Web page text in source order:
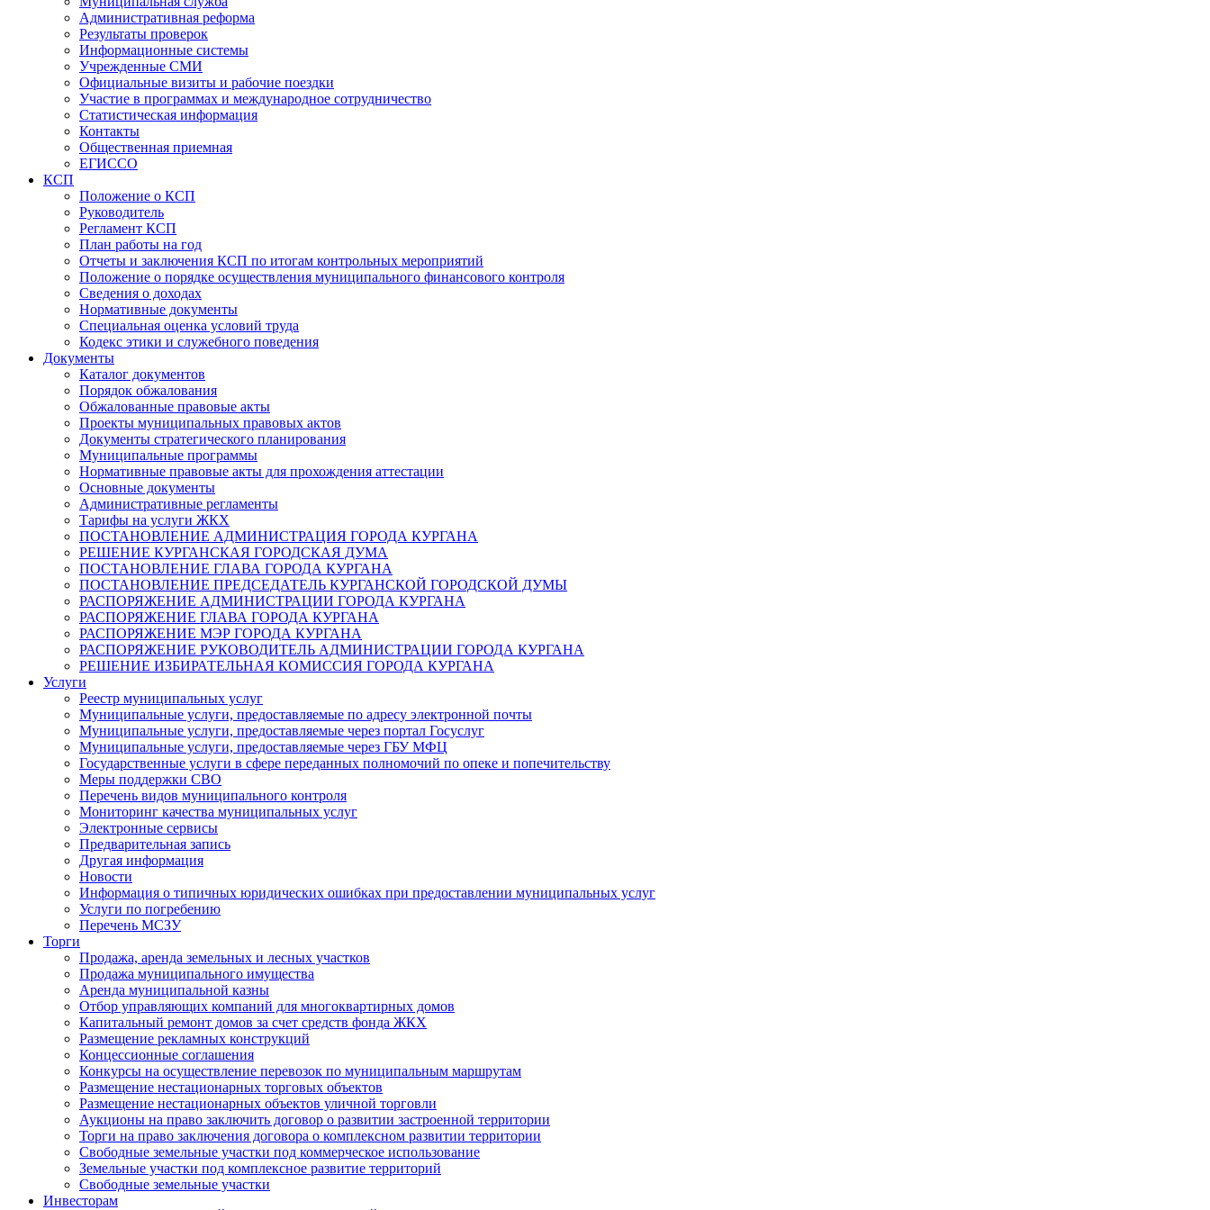
Административная реформа
Результаты проверок
Информационные системы
Учрежденные СМИ
Официальные визиты и рабочие поездки
Участие в программах и международное сотрудничество
Статистическая информация
Контакты
Общественная приемная
ЕГИССО
КСП
Положение о КСП
Руководитель
Регламент КСП
План работы на год
Отчеты и заключения КСП по итогам контрольных мероприятий
Положение о порядке осуществления муниципального финансового контроля
Сведения о доходах
Нормативные документы
Специальная оценка условий труда
Кодекс этики и служебного поведения
Документы
Каталог документов
Порядок обжалования
Обжалованные правовые акты
Проекты муниципальных правовых актов
Документы стратегического планирования
Муниципальные программы
Нормативные правовые акты для прохождения аттестации
Основные документы
Административные регламенты
Тарифы на услуги ЖКХ
ПОСТАНОВЛЕНИЕ АДМИНИСТРАЦИЯ ГОРОДА КУРГАНА
РЕШЕНИЕ КУРГАНСКАЯ ГОРОДСКАЯ ДУМА
ПОСТАНОВЛЕНИЕ ГЛАВА ГОРОДА КУРГАНА
ПОСТАНОВЛЕНИЕ ПРЕДСЕДАТЕЛЬ КУРГАНСКОЙ ГОРОДСКОЙ ДУМЫ
РАСПОРЯЖЕНИЕ АДМИНИСТРАЦИИ ГОРОДА КУРГАНА
РАСПОРЯЖЕНИЕ ГЛАВА ГОРОДА КУРГАНА
РАСПОРЯЖЕНИЕ МЭР ГОРОДА КУРГАНА
РАСПОРЯЖЕНИЕ РУКОВОДИТЕЛЬ АДМИНИСТРАЦИИ ГОРОДА КУРГАНА
РЕШЕНИЕ ИЗБИРАТЕЛЬНАЯ КОМИССИЯ ГОРОДА КУРГАНА
Услуги
Реестр муниципальных услуг
Муниципальные услуги, предоставляемые по адресу электронной почты
Муниципальные услуги, предоставляемые через портал Госуслуг
Муниципальные услуги, предоставляемые через ГБУ МФЦ
Государственные услуги в сфере переданных полномочий по опеке и попечительству
Меры поддержки СВО
Перечень видов муниципального контроля
Мониторинг качества муниципальных услуг
Электронные сервисы
Предварительная запись
Другая информация
Новости
Информация о типичных юридических ошибках при предоставлении муниципальных услуг
Услуги по погребению
Перечень МСЗУ
Торги
Продажа, аренда земельных и лесных участков
Продажа муниципального имущества
Аренда муниципальной казны
Отбор управляющих компаний для многоквартирных домов
Капитальный ремонт домов за счет средств фонда ЖКХ
Размещение рекламных конструкций
Концессионные соглашения
Конкурсы на осуществление перевозок по муниципальным маршрутам
Размещение нестационарных торговых объектов
Размещение нестационарных объектов уличной торговли
Аукционы на право заключить договор о развитии застроенной территории
Торги на право заключения договора о комплексном развитии территории
Свободные земельные участки под коммерческое использование
Земельные участки под комплексное развитие территорий
Свободные земельные участки
Инвесторам